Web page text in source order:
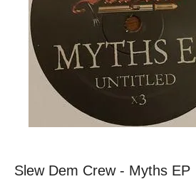
Slew Dem Crew - Myths EP